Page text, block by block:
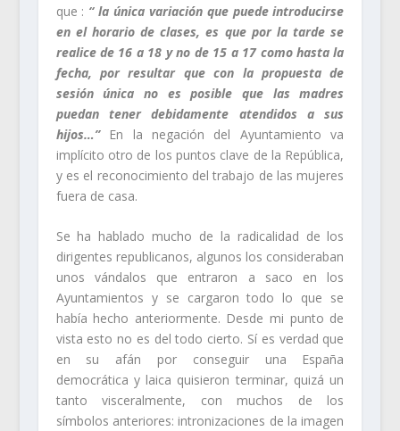
que : “ la única variación que puede introducirse
en el horario de clases, es que por la tarde se
realice de 16 a 18 y no de 15 a 17 como hasta la
fecha, por resultar que con la propuesta de
sesión única no es posible que las madres
puedan tener debidamente atendidos a sus
hijos…”
En la negación del Ayuntamiento va
implícito otro de los puntos clave de la República,
y es el reconocimiento del trabajo de las mujeres
fuera de casa.
Se ha hablado mucho de la radicalidad de los
dirigentes republicanos, algunos los consideraban
unos vándalos que entraron a saco en los
Ayuntamientos y se cargaron todo lo que se
había hecho anteriormente. Desde mi punto de
vista esto no es del todo cierto. Sí es verdad que
en su afán por conseguir una España
democrática y laica quisieron terminar, quizá un
tanto visceralmente, con muchos de los
símbolos anteriores: intronizaciones de la imagen